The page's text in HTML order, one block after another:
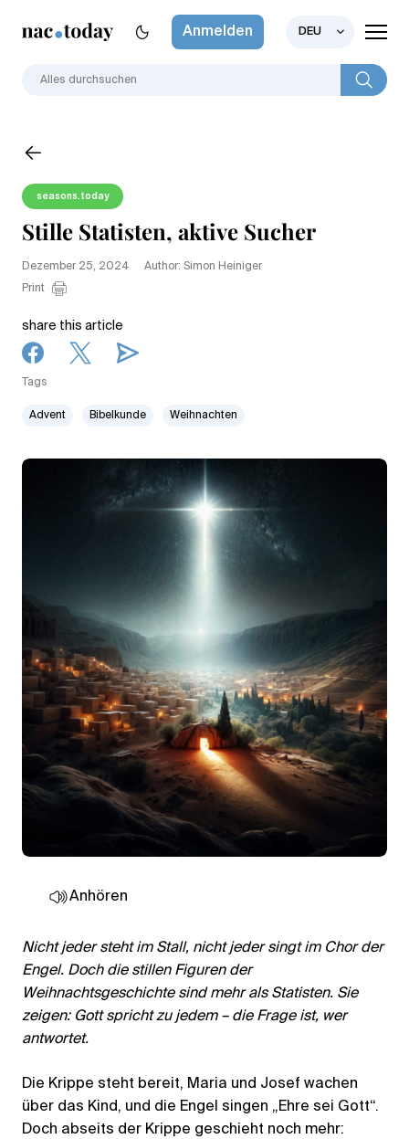
Anmelden DEU
seasons.today
Stille Statisten, aktive Sucher
Dezember 25, 2024
Author: Simon Heiniger
Print
share this article
Tags
Advent Bibelkunde Weihnachten
Anhören
Nicht jeder steht im Stall, nicht jeder singt im Chor der
Engel. Doch die stillen Figuren der
Weihnachtsgeschichte sind mehr als Statisten. Sie
zeigen: Gott spricht zu jedem – die Frage ist, wer
antwortet.
Die Krippe steht bereit, Maria und Josef wachen
über das Kind, und die Engel singen „Ehre sei Gott“.
Doch abseits der Krippe geschieht noch mehr: